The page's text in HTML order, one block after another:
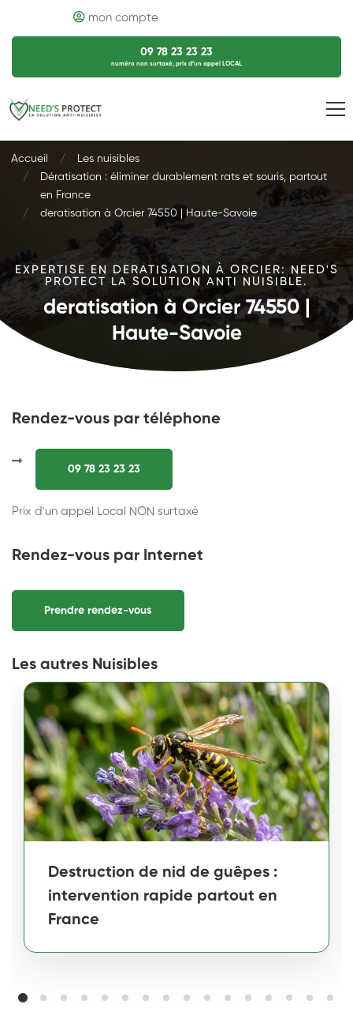
mon compte
09 78 23 23 23
numéro non surtaxé, prix d’un appel LOCAL
Accueil
Les nuisibles
Dératisation : éliminer durablement rats et souris, partout
en France
deratisation à Orcier 74550 | Haute-Savoie
EXPERTISE EN DERATISATION À ORCIER: NEED'S
PROTECT LA SOLUTION ANTI NUISIBLE.
deratisation à Orcier 74550 |
Haute-Savoie
Rendez-vous par téléphone
09 78 23 23 23
Prix d'un appel Local NON surtaxé
Rendez-vous par Internet
Prendre rendez-vous
Les autres Nuisibles
Destruction de nid de guêpes :
intervention rapide partout en
France